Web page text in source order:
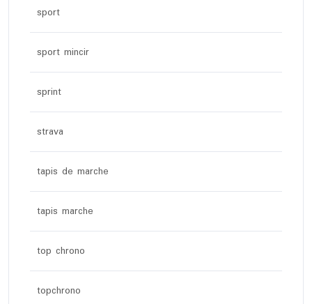
sport
sport mincir
sprint
strava
tapis de marche
tapis marche
top chrono
topchrono